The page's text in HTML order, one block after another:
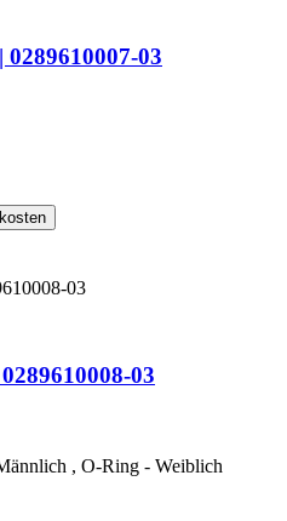
03
03
, O-Ring - Weiblich